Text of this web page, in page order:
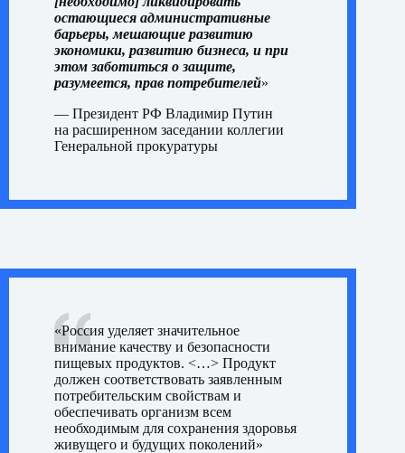
остающиеся административные
барьеры, мешающие развитию
экономики, развитию бизнеса, и при
этом заботиться о защите,
разумеется, прав потребителей»
— Президент РФ Владимир Путин
на расширенном заседании коллегии
Генеральной прокуратуры
«Россия уделяет значительное
внимание качеству и безопасности
пищевых продуктов. <…> Продукт
должен соответствовать заявленным
потребительским свойствам и
обеспечивать организм всем
необходимым для сохранения здоровья
живущего и будущих поколений»